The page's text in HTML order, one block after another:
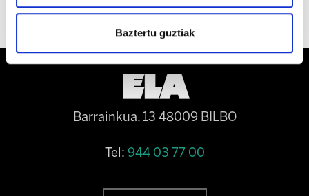
Baztertu guztiak
Barrainkua, 13 48009 BILBO
Tel: 944 03 77 00